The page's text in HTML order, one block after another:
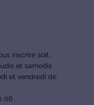
inscrire soit :
et samedis
et vendredi de
06